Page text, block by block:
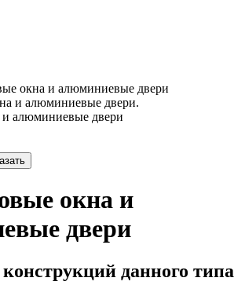
окна и алюминиевые двери
алюминиевые двери
окна и
двери
данного типа